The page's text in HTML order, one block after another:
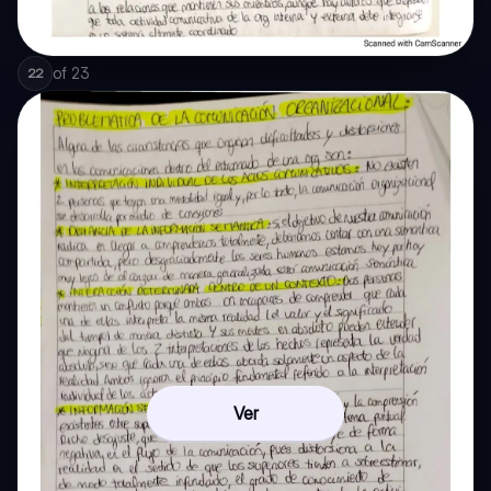
22 of 23
Ver